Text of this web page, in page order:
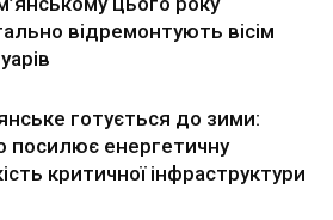
відремонтують вісім
готується до зими:
посилює енергетичну
критичної інфраструктури